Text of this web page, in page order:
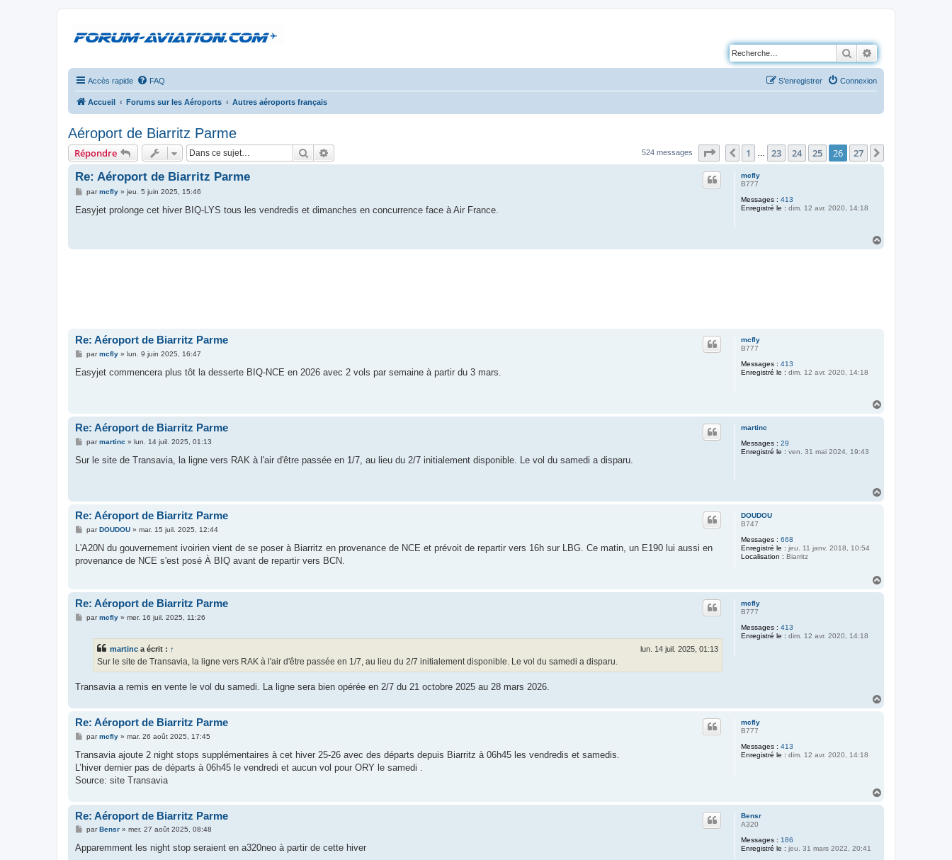
Rechercher
Accès rapide FAQ Connexion
S’enregistrer
Accueil Forums sur les Aéroports Autres aéroports français
Aéroport de Biarritz Parme
Répondre Rechercher 524 messages Page 26 sur 27
Précédente
1 23 24 25 26 27
mcfly
B777
Messages : 413
Enregistré le : dim. 12 avr. 2020, 14:18
Re: Aéroport de Biarritz Parme
M
s
parmcfly» jeu. 5 juin 2025, 15:46
Easyjet prolonge cet hiver BIQ-LYS tous les vendredis et dimanches en concurrence face à Air France.
mcfly
B777
Messages : 413
Enregistré le : dim. 12 avr. 2020, 14:18
Re: Aéroport de Biarritz Parme
M
s
parmcfly» lun. 9 juin 2025, 16:47
Easyjet commencera plus tôt la desserte BIQ-NCE en 2026 avec 2 vols par semaine à partir du 3 mars.
martinc
Messages : 29
Enregistré le : ven. 31 mai 2024, 19:43
Re: Aéroport de Biarritz Parme
M
s
parmartinc » lun. 14 juil. 2025, 01:13
Sur le site de Transavia, la ligne vers RAK à l'air d'être passée en 1/7, au lieu du 2/7 initialement disponible. Le vol du samedi a disparu.
DOUDOU
B747
Messages : 668
Enregistré le : jeu. 11 janv. 2018, 10:54
Localisation : Biarritz
Re: Aéroport de Biarritz Parme
M
s
a
parDOUDOU» mar. 15 juil. 2025, 12:44
L'A20N du gouvernement ivoirien vient de se poser à Biarritz en provenance de NCE et prévoit de repartir vers 16h sur LBG. Ce matin, un E190 lui aussi en
provenance de NCE s'est posé À BIQ avant de repartir vers BCN.
mcfly
B777
Messages : 413
Enregistré le : dim. 12 avr. 2020, 14:18
Re: Aéroport de Biarritz Parme
Mparmcfly» mer. 16 juil. 2025, 11:26
martinc a écrit : ↑ lun. 14 juil. 2025, 01:13
Sur le site de Transavia, la ligne vers RAK à l'air d'être passée en 1/7, au lieu du 2/7 initialement disponible. Le vol du samedi a disparu.
Transavia a remis en vente le vol du samedi. La ligne sera bien opérée en 2/7 du 21 octobre 2025 au 28 mars 2026.
mcfly
B777
Messages : 413
Enregistré le : dim. 12 avr. 2020, 14:18
Re: Aéroport de Biarritz Parme
M
s
a
g
parmcfly» mar. 26 août 2025, 17:45
Transavia ajoute 2 night stops supplémentaires à cet hiver 25-26 avec des départs depuis Biarritz à 06h45 les vendredis et samedis.
L’hiver dernier pas de départs à 06h45 le vendredi et aucun vol pour ORY le samedi .
Source: site Transavia
Bensr
A320
Messages : 186
Enregistré le : jeu. 31 mars 2022, 20:41
Re: Aéroport de Biarritz Parme
M
s
s
parBensr» mer. 27 août 2025, 08:48
Apparemment les night stop seraient en a320neo à partir de cette hiver